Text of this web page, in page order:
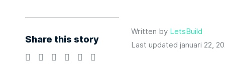
Share this story
Written by LetsBuild
Last updated januari 22,